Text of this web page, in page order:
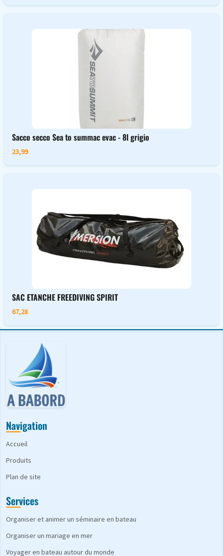
Sacco secco Sea to summac evac - 8l grigio
23,99
SAC ETANCHE FREEDIVING SPIRIT
67,28
Navigation
Accueil
Produits
Plan de site
Services
Organiser et animer un séminaire en bateau
Organiser un mariage en mer
Voyager en bateau autour du monde